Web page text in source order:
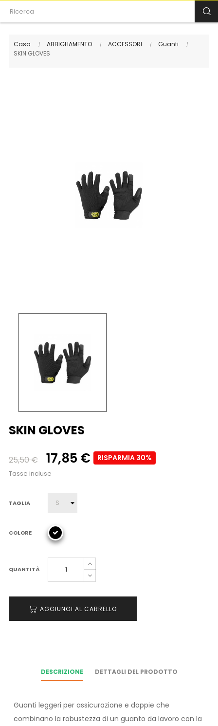
Casa ABBIGLIAMENTO ACCESSORI
Guanti
SKIN GLOVES
SKIN GLOVES
25,50 € 17,85 € RISPARMIA 30%
Tasse incluse
TAGLIA
COLORE
QUANTITÀ
AGGIUNGI AL CARRELLO
DESCRIZIONE DETTAGLI DEL PRODOTTO
Guanti leggeri per assicurazione e doppie che
combinano la robustezza di un guanto da lavoro con la